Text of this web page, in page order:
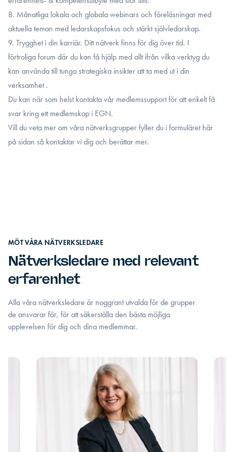
8. Månatliga lokala och globala webinars och föreläsningar med
aktuella teman med ledarskapsfokus och stärkt självledarskap.
9. Trygghet i din karriär. Ditt nätverk finns för dig över tid. I
förtroliga forum där du kan få hjälp med allt ifrån vilka verktyg du
kan använda till tunga strategiska insikter att ta med ut i din
verksamhet .
Du kan när som helst kontakta vår medlemssupport för att enkelt få
svar kring ett medlemskap i EGN.
Vill du veta mer om våra nätverksgrupper fyller du i formuläret här
på sidan så kontaktar vi dig och berättar mer.
MÖT VÅRA NÄTVERKSLEDARE
Nätverksledare med relevant
erfarenhet
Alla våra nätverksledare är noggrant utvalda för de grupper
de ansvarar för, för att säkerställa den bästa möjliga
upplevelsen för dig och dina medlemmar.